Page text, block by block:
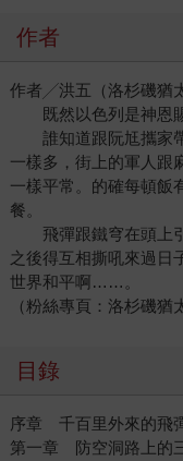
作者
作者╱洪五（洛杉磯猶
既然以色列是神恩賜
誰知道跟阮尪攜家帶
一樣多，街上的軍人跟
一樣平常。的確每頓飯
餐。
飛彈跟鐵穹在頭上引
之後得互相撕吼來過日
世界和平啊……。
（粉絲專頁：洛杉磯猶
目錄
序章 千百里外來的飛
第一章 防空洞路上的